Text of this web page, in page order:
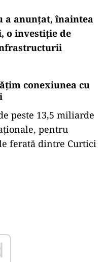
a anunţat, înaintea
o investiţie de
conexiunea cu
peste 13,5 miliarde
pentru
ferată dintre Curtici